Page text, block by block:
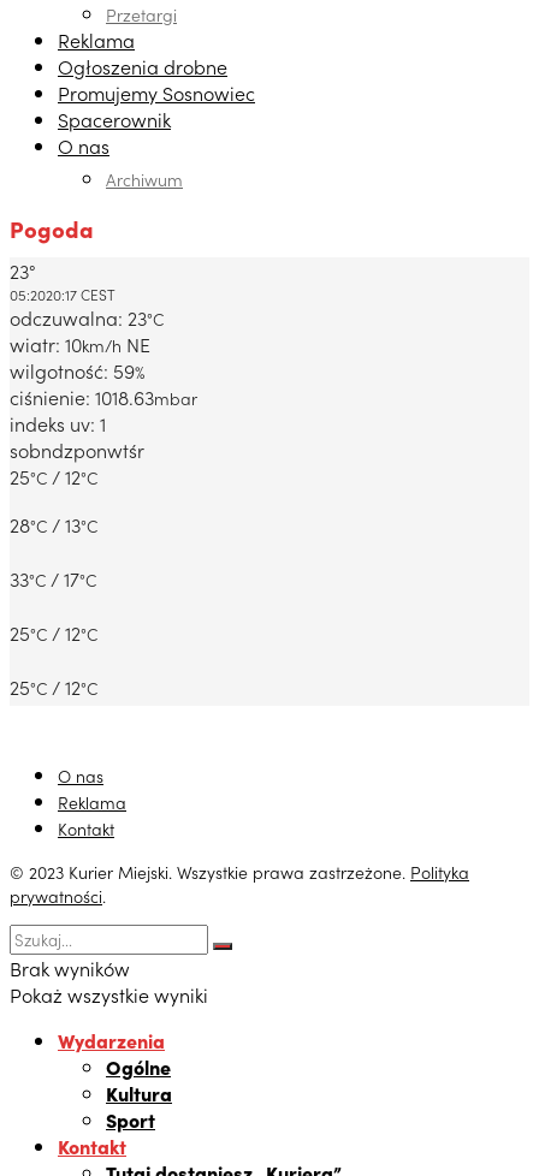
Przetargi
Reklama
Ogłoszenia drobne
Promujemy Sosnowiec
Spacerownik
O nas
Archiwum
Pogoda
Dabrowa Gornicza, PL
23°
05:2020:17 CEST
odczuwalna: 23°C
wiatr: 10km/h NE
wilgotność: 59%
ciśnienie: 1018.63mbar
indeks uv: 1
sobndzponwtśr
25°C / 12°C
28°C / 13°C
33°C / 17°C
25°C / 12°C
25°C / 12°C
O nas
Reklama
Kontakt
© 2023 Kurier Miejski. Wszystkie prawa zastrzeżone. Polityka
prywatności.
Brak wyników
Pokaż wszystkie wyniki
Wydarzenia
Ogólne
Kultura
Sport
Kontakt